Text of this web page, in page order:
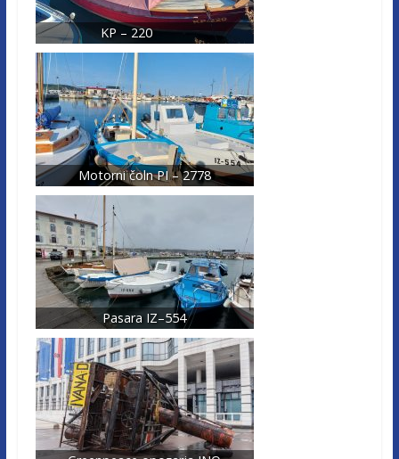
KP – 220
Motorni čoln PI – 2778
Pasara IZ–554